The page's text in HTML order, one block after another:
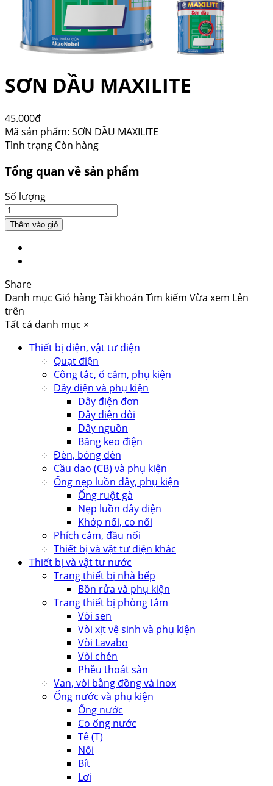
SƠN DẦU MAXILITE
45.000đ
Mã sản phẩm: SƠN DẦU MAXILITE
Tình trạng Còn hàng
Tổng quan về sản phẩm
Số lượng
Share
Danh mục Giỏ hàngTài khoản Tìm kiếm Vừa xem Lên
trên
Tất cả danh mục ×
Thiết bị điện, vật tư điện
Quạt điện
Công tắc, ổ cắm, phụ kiện
Dây điện và phụ kiện
Dây điện đơn
Dây điện đôi
Dây nguồn
Băng keo điện
Đèn, bóng đèn
Cầu dao (CB) và phụ kiện
Ống nẹp luồn dây, phụ kiện
Ống ruột gà
Nẹp luồn dây điện
Khớp nối, co nối
Phích cắm, đầu nối
Thiết bị và vật tư điện khác
Thiết bị và vật tư nước
Trang thiết bị nhà bếp
Bồn rửa và phụ kiện
Trang thiết bị phòng tắm
Vòi sen
Vòi xịt vệ sinh và phụ kiện
Vòi Lavabo
Vòi chén
Phễu thoát sàn
Van, vòi bằng đồng và inox
Ống nước và phụ kiện
Ống nước
Co ống nước
Tê (T)
Nối
Bít
Lơi